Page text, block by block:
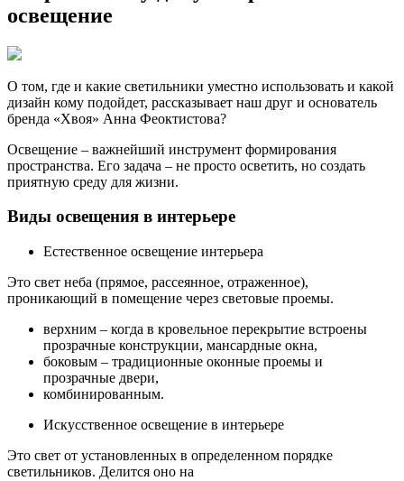
освещение
О том, где и какие светильники уместно использовать и какой
дизайн кому подойдет, рассказывает наш друг и основатель
бренда «Хвоя» Анна Феоктистова?
Освещение – важнейший инструмент формирования
пространства. Его задача – не просто осветить, но создать
приятную среду для жизни.
Виды освещения в интерьере
Естественное освещение интерьера
Это свет неба (прямое, рассеянное, отраженное),
проникающий в помещение через световые проемы.
верхним – когда в кровельное перекрытие встроены
прозрачные конструкции, мансардные окна,
боковым – традиционные оконные проемы и
прозрачные двери,
комбинированным.
Искусственное освещение в интерьере
Это свет от установленных в определенном порядке
светильников. Делится оно на